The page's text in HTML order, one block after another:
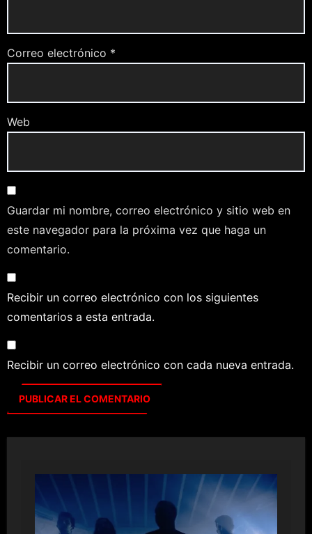
Correo electrónico *
Web
Guardar mi nombre, correo electrónico y sitio web en
este navegador para la próxima vez que haga un
comentario.
Recibir un correo electrónico con los siguientes
comentarios a esta entrada.
Recibir un correo electrónico con cada nueva entrada.